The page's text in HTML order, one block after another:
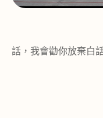
話，我會勸你放棄白